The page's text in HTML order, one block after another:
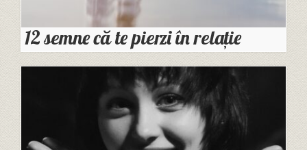
12 semne că te pierzi în relație